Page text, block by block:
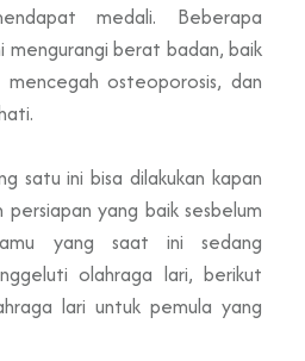
medali. Beberapa
mengurangi berat badan, baik
osteoporosis, dan
satu ini bisa dilakukan kapan
persiapan yang baik sesbelum
yang saat ini sedang
olahraga lari, berikut
lari untuk pemula yang